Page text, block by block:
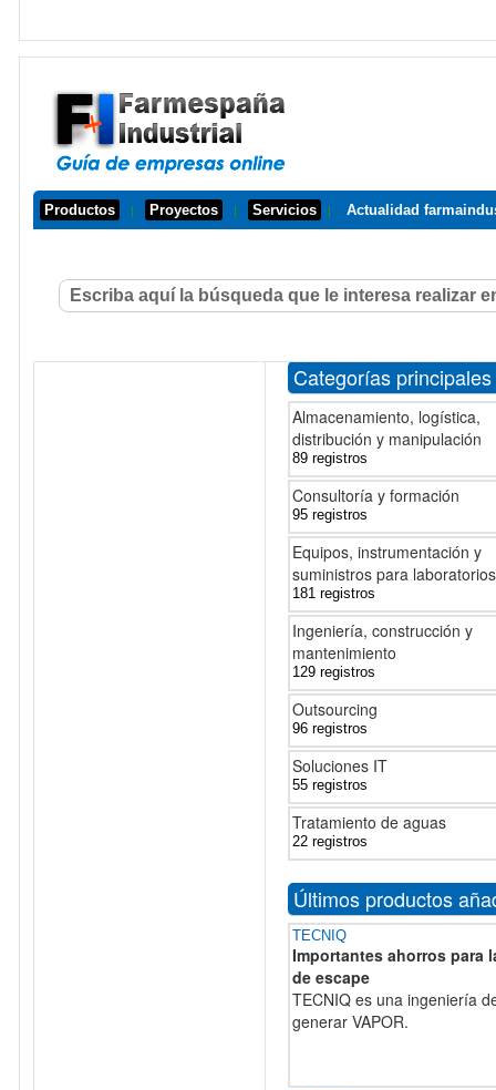
Productos | Proyectos | Servicios | Actualidad
Categorías principales
Almacenamiento, logística,
distribución y manipulación
89 registros
Consultoría y formación
95 registros
Equipos, instrumentación y
suministros para laboratorios
181 registros
Ingeniería, construcción y
mantenimiento
129 registros
Outsourcing
96 registros
Soluciones IT
55 registros
Tratamiento de aguas
22 registros
Últimos productos
TECNIQ
Importantes ahorros para
de escape
TECNIQ es una ingeniería
generar VAPOR.